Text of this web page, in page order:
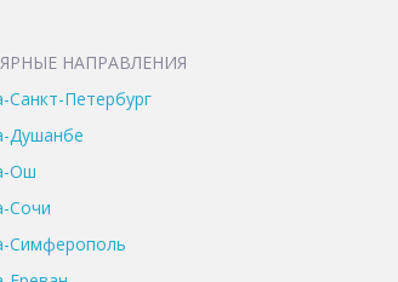
НАПРАВЛЕНИЯ
Санкт-Петербург
Душанбе
Ош
Сочи
Симферополь